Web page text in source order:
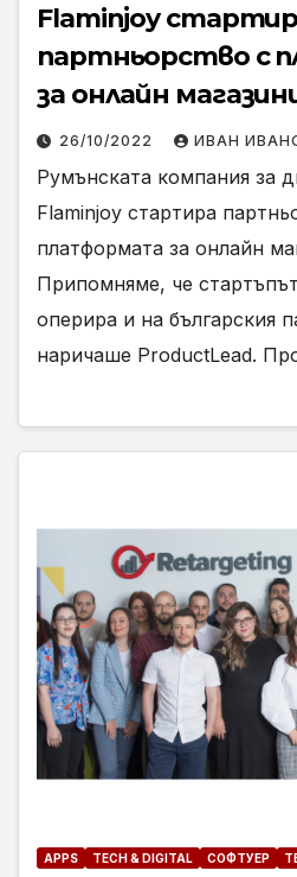
Flaminjoy
партньорство с
за онлайн
26/10/2022 ИВАН
Румънската компания за
Flaminjoy стартира
платформата за онлайн
Припомняме, че
оперира и на българския
наричаше ProductLead.
APPS TECH & DIGITAL СОФТУЕР